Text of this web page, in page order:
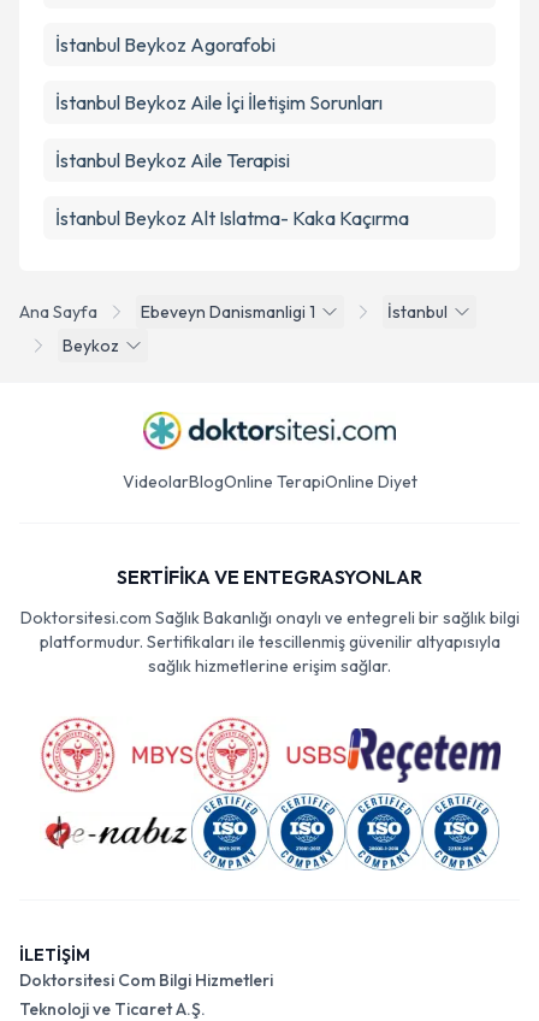
Ana Sayfa Ebeveyn Danismanligi 1
İstanbul
Beykoz
İstanbul Beykoz Agorafobi
İstanbul Beykoz Aile İçi İletişim Sorunları
İstanbul Beykoz Aile Terapisi
İstanbul Beykoz Alt Islatma- Kaka Kaçırma
VideolarBlogOnline TerapiOnline Diyet
SERTİFİKA VE ENTEGRASYONLAR
Doktorsitesi.com Sağlık Bakanlığı onaylı ve entegreli bir sağlık bilgi
platformudur. Sertifikaları ile tescillenmiş güvenilir altyapısıyla
sağlık hizmetlerine erişim sağlar.
İLETİŞİM
Doktorsitesi Com Bilgi Hizmetleri
Teknoloji ve Ticaret A.Ş.